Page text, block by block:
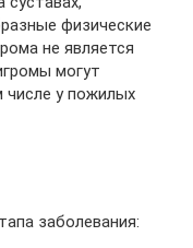
физические
не является
могут
числе у пожилых
заболевания: